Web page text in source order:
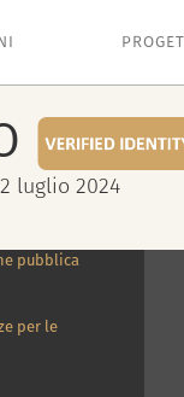
luglio 2024
pubblica
per le